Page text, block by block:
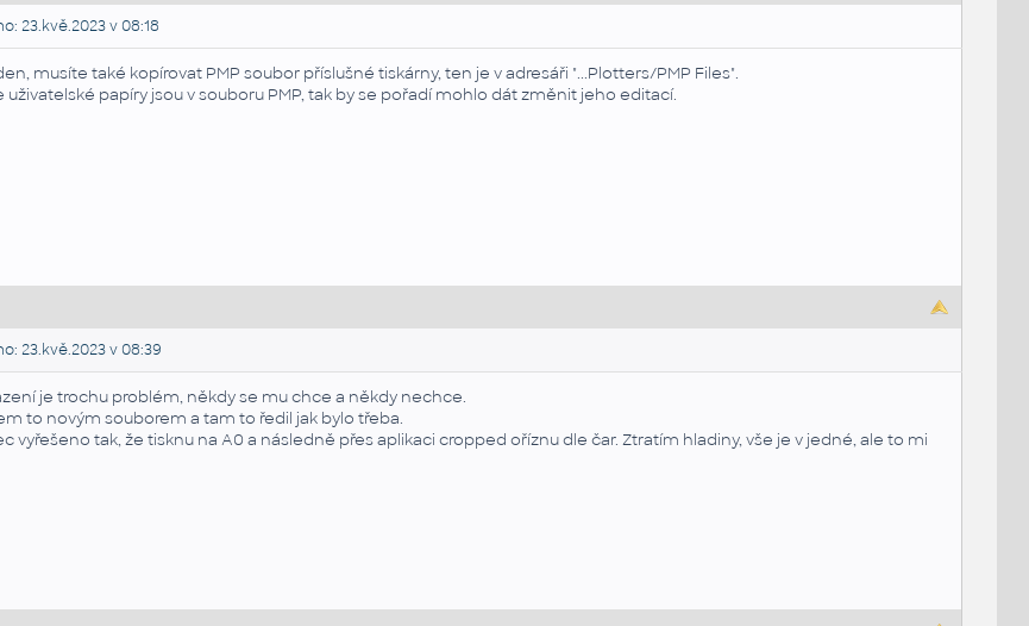
23.kvě.2023 v 08:18
musíte také kopírovat PMP soubor příslušné tiskárny, ten je v adresáři "...Plotters/PMP Files".
uživatelské papíry jsou v souboru PMP, tak by se pořadí mohlo dát změnit jeho editací.
23.kvě.2023 v 08:39
je trochu problém, někdy se mu chce a někdy nechce.
to novým souborem a tam to ředil jak bylo třeba.
vyřešeno tak, že tisknu na A0 a následně přes aplikaci cropped oříznu dle čar. Ztratím hladiny, vše je v jedné, ale to mi